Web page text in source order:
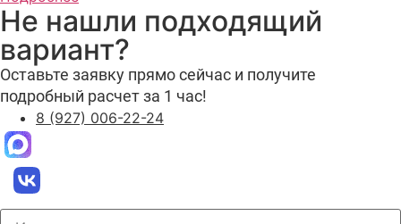
Не нашли подходящий
вариант?
Оставьте заявку прямо сейчас и получите
подробный расчет за 1 час!
8 (927) 006-22-24